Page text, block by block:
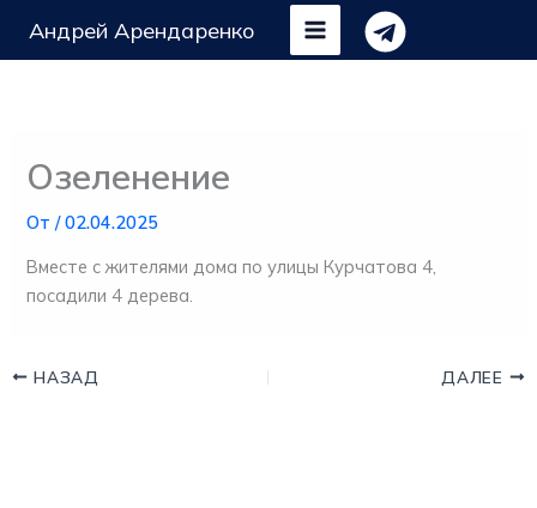
Андрей Арендаренко
Озеленение
От/02.04.2025
Вместе с жителями дома по улицы Курчатова 4,
посадили 4 дерева.
НАЗАД ДАЛЕЕ